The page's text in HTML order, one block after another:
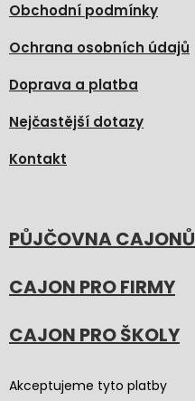
Obchodní podmínky
Ochrana osobních údajů
Doprava a platba
Nejčastější dotazy
Kontakt
PŮJČOVNA CAJONŮ
CAJON PRO FIRMY
CAJON PRO ŠKOLY
Akceptujeme tyto platby